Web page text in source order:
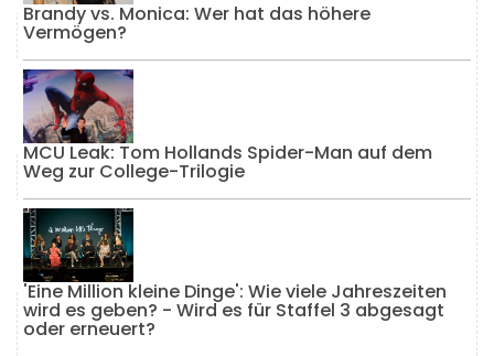
Brandy vs. Monica: Wer hat das höhere
Vermögen?
MCU Leak: Tom Hollands Spider-Man auf dem
Weg zur College-Trilogie
'Eine Million kleine Dinge': Wie viele Jahreszeiten
wird es geben? - Wird es für Staffel 3 abgesagt
oder erneuert?